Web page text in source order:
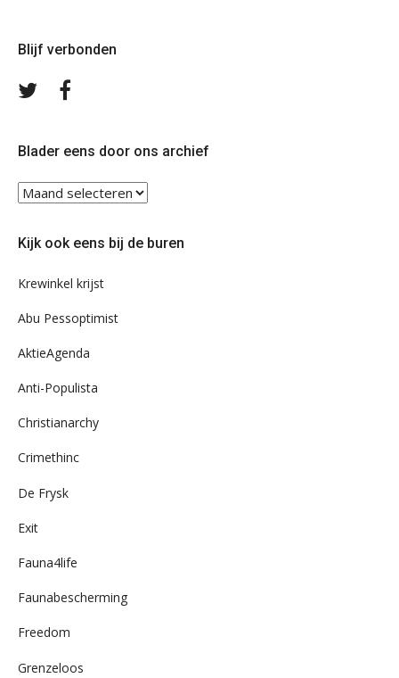
Blijf verbonden
Volg
Blader eens door ons archief
Blader
eens
ons
Kijk ook eens bij de buren
Krewinkel krijst
Abu Pessoptimist
AktieAgenda
Anti-Populista
Christianarchy
Crimethinc
De Frysk
Exit
Fauna4life
Faunabescherming
Freedom
Grenzeloos